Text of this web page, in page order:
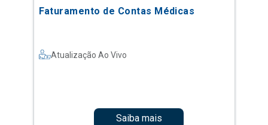
Faturamento de Contas Médicas
Atualização Ao Vivo
Saiba mais